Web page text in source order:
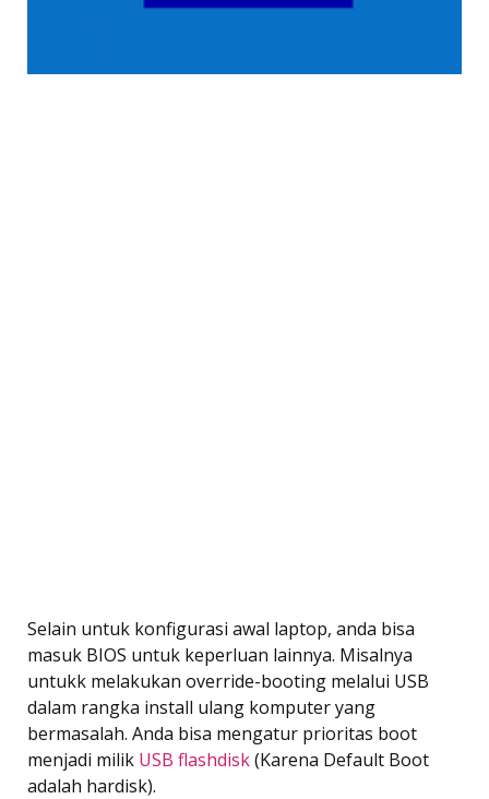
Selain untuk konfigurasi awal laptop, anda bisa
masuk BIOS untuk keperluan lainnya. Misalnya
untukk melakukan override-booting melalui USB
dalam rangka install ulang komputer yang
bermasalah. Anda bisa mengatur prioritas boot
menjadi milik USB flashdisk(Karena Default Boot
adalah hardisk).